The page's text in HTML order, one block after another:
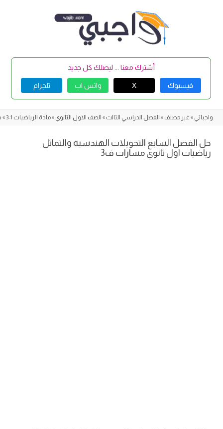
أشترك معنا ... ليصلك كل جديد
فيسبوك X واتس اب تلجرام
واجباتي » غير مصنف » الفصل الدراسي الثالث » الصف الاول الثانوي »مادة الرياضيات 1-3 »
حل الفصل السابع التحويلات الهندسية والتماثل
رياضيات اول ثانوي مسارات ف3